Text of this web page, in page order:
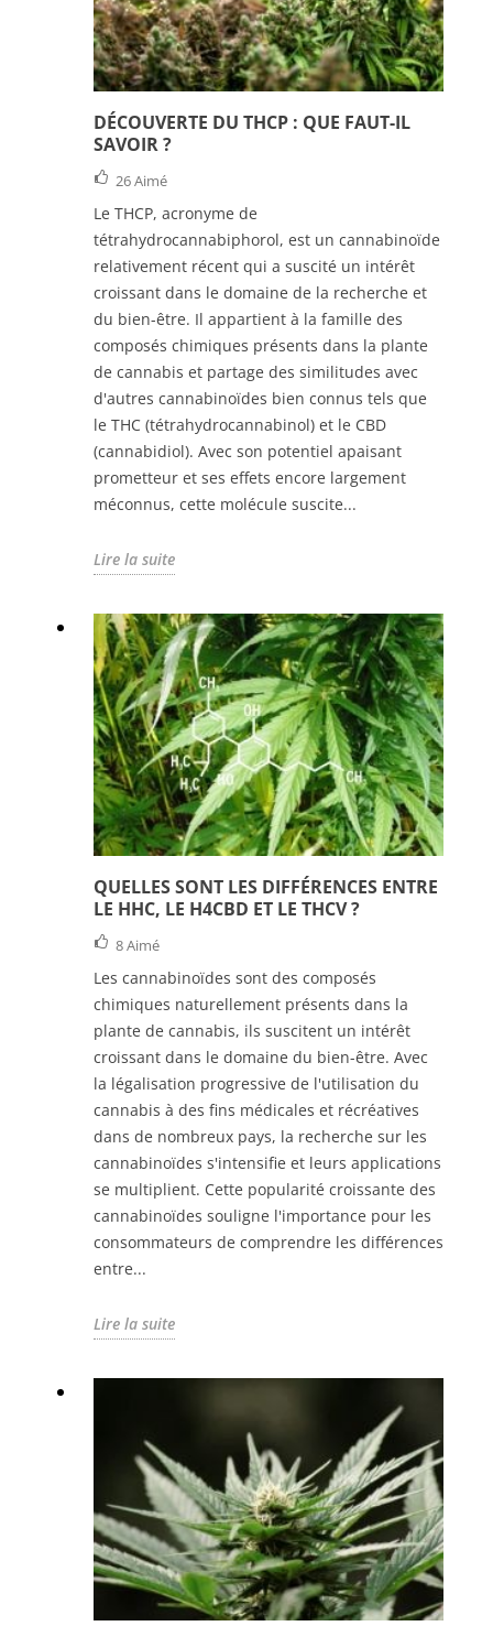
DÉCOUVERTE DU THCP : QUE FAUT-IL
SAVOIR ?
26Aimé
Le THCP, acronyme de
tétrahydrocannabiphorol, est un cannabinoïde
relativement récent qui a suscité un intérêt
croissant dans le domaine de la recherche et
du bien-être. Il appartient à la famille des
composés chimiques présents dans la plante
de cannabis et partage des similitudes avec
d'autres cannabinoïdes bien connus tels que
le THC (tétrahydrocannabinol) et le CBD
(cannabidiol). Avec son potentiel apaisant
prometteur et ses effets encore largement
méconnus, cette molécule suscite...
Lire la suite
QUELLES SONT LES DIFFÉRENCES ENTRE
LE HHC, LE H4CBD ET LE THCV ?
8Aimé
Les cannabinoïdes sont des composés
chimiques naturellement présents dans la
plante de cannabis, ils suscitent un intérêt
croissant dans le domaine du bien-être. Avec
la légalisation progressive de l'utilisation du
cannabis à des fins médicales et récréatives
dans de nombreux pays, la recherche sur les
cannabinoïdes s'intensifie et leurs applications
se multiplient. Cette popularité croissante des
cannabinoïdes souligne l'importance pour les
consommateurs de comprendre les différences
entre...
Lire la suite